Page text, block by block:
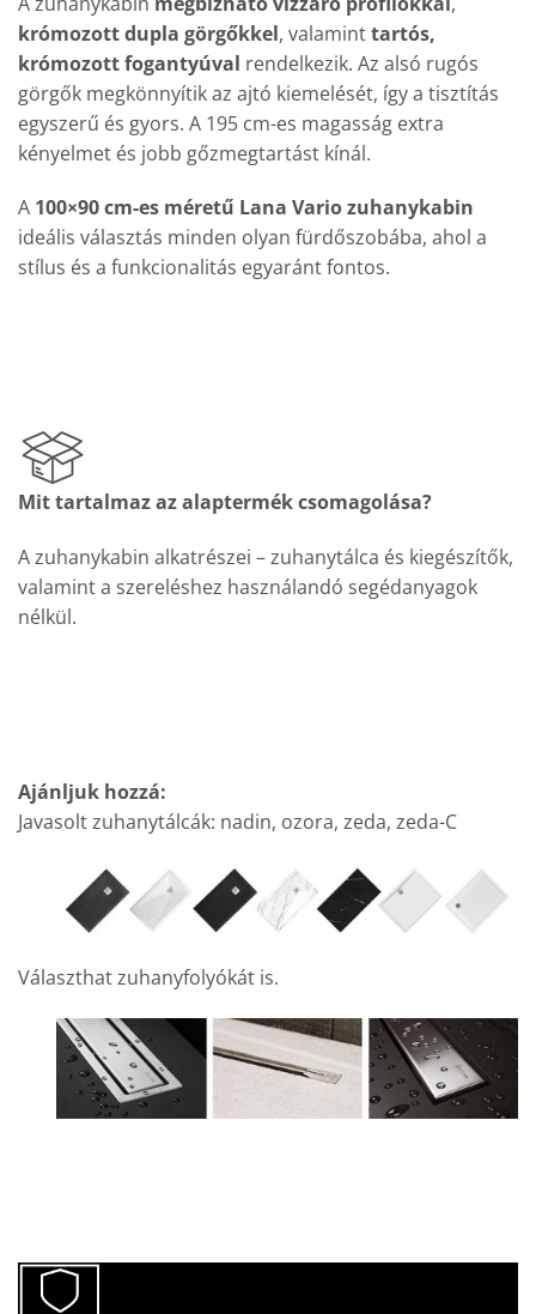
krómozott dupla görgőkkel, valaminttartós,
krómozott fogantyúval rendelkezik. Az alsó rugós
görgők megkönnyítik az ajtó kiemelését, így a tisztítás
egyszerű és gyors. A 195 cm-es magasság extra
kényelmet és jobb gőzmegtartást kínál.
A 100×90 cm-es méretű Lana Vario zuhanykabin
ideális választás minden olyan fürdőszobába, ahol a
stílus és a funkcionalitás egyaránt fontos.
Mit tartalmaz az alaptermék csomagolása?
A zuhanykabin alkatrészei – zuhanytálca és kiegészítők,
valamint a szereléshez használandó segédanyagok
nélkül.
Ajánljuk hozzá:
Javasolt zuhanytálcák: nadin, ozora, zeda, zeda-C
Választhat zuhanyfolyókát is.